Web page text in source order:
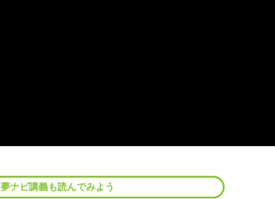
夢ナビ講義も読んでみよう